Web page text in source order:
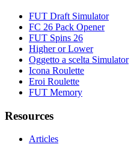
FUT Draft Simulator
FC 26 Pack Opener
FUT Spins 26
Higher or Lower
Oggetto a scelta Simulator
Icona Roulette
Eroi Roulette
FUT Memory
Resources
Articles